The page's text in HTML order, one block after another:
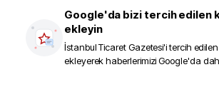
Google'da bizi tercih edilen
ekleyin
İstanbul Ticaret Gazetesi'i tercih
ekleyerek haberlerimizi Google'da